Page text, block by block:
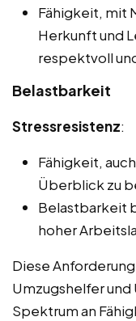
Fähigkeit, mit
Herkunft und
respektvoll
Belastbarkeit
Stressresistenz:
Fähigkeit,
Überblick zu
Belastbarkeit
hoher
Diese
Umzugshelfer
Spektrum an